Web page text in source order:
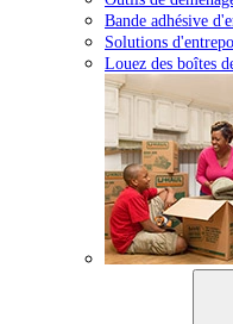
Bande adhésive
Solutions
Louez des boîtes